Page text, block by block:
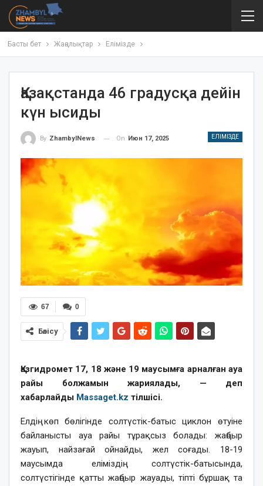
Басты бет Жаңалықтар Елімізде
Қазақстанда 46 градусқа дейін
күн ысиды
ЕЛІМІЗДЕ
By ZhambylNews On Июн 17, 2025
0
67
Бөлісу
Қазгидромет 17, 18 және 19 маусымға арналған ауа
райы болжамын жариялады, — деп
хабарлайды Massaget.kz тілшісі.
Елдің көп бөлігінде солтүстік-батыс циклон өтуіне
байланысты ауа райы тұрақсыз болады: жаңбыр
жауып, найзағай ойнайды, жел соғады. 18-19
маусымда еліміздің солтүстік-батысында,
солтүстігінде қатты жаңбыр жауады, тіпті бұршақ та